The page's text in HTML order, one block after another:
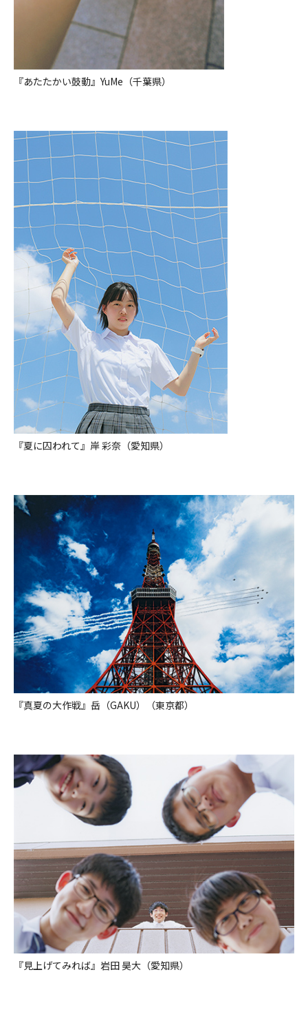
『あたたかい鼓動』YuMe（千葉県）
『夏に囚われて』岸 彩奈（愛知県）
『真夏の大作戦』岳（GAKU）（東京都）
『見上げてみれば』岩田 昊大（愛知県）